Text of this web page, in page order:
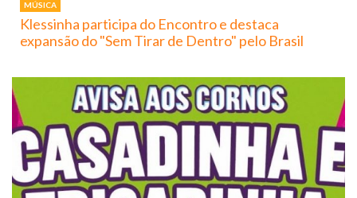
MÚSICA
Klessinha participa do Encontro e destaca
expansão do "Sem Tirar de Dentro" pelo Brasil